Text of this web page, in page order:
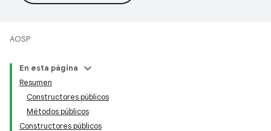
AOSP
En esta página
Resumen
Constructores públicos
Métodos públicos
Constructores públicos